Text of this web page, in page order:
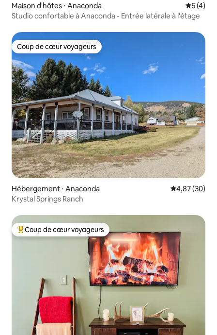
Maison d'hôtes ⋅ Anaconda
5 (4)
Studio confortable à Anaconda - Entrée latérale à l'étage
Coup de cœur voyageurs
Coup de cœur voyageurs
Hébergement ⋅ Anaconda Évaluation
4,87 (30)
Krystal Springs Ranch
Coups de cœur voyageurs les plus appréciés
Coup de cœur voyageurs